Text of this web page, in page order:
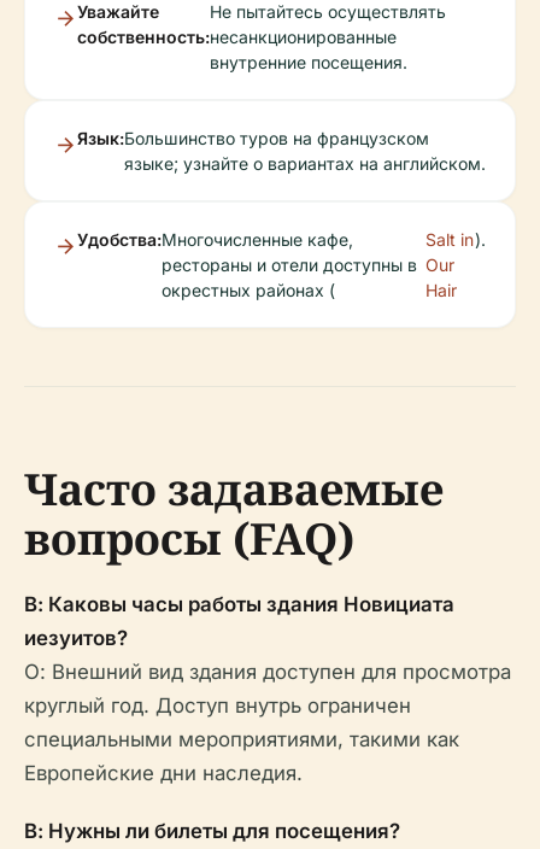
Уважайте
собственность:
Не пытайтесь осуществлять
несанкционированные
внутренние посещения.
Язык:Большинство туров на французском
языке; узнайте о вариантах на английском.
Удобства:Многочисленные кафе,
рестораны и отели доступны в
окрестных районах (
Salt in
Our
Hair
).
Часто задаваемые
вопросы (FAQ)
В: Каковы часы работы здания Новициата
иезуитов?
О: Внешний вид здания доступен для просмотра
круглый год. Доступ внутрь ограничен
специальными мероприятиями, такими как
Европейские дни наследия.
В: Нужны ли билеты для посещения?